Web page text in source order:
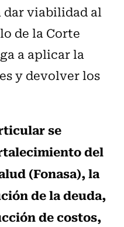
dar viabilidad al
de la Corte
a aplicar la
y devolver los
se
del
(Fonasa), la
de la deuda,
de costos,